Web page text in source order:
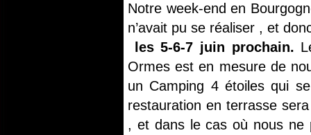
Notre week-end en
n’avait pu se réaliser , et
les 5-6-7 juin prochain.
Ormes est en mesure de
un Camping 4 étoiles qui
restauration en terrasse
, et dans le cas où nous ne